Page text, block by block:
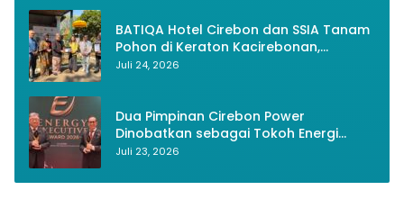
BATIQA Hotel Cirebon dan SSIA Tanam
Pohon di Keraton Kacirebonan,
Lestarikan Budaya dan Lingkungan
Juli 24, 2026
Dua Pimpinan Cirebon Power
Dinobatkan sebagai Tokoh Energi
Berkelanjutan 2026
Juli 23, 2026